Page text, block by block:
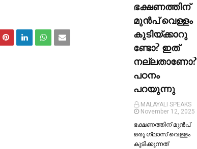
ഭക്ഷണത്തിന്
മുന്‍പ് വെള്ളം
കുടിയ്ക്കാറു
ണ്ടോ? ഇത്
നല്ലതാണോ?
പഠനം
പറയുന്നു
MALAYALI SPEAKS
November 12, 2025
ഭക്ഷണത്തിന് മുന്‍പ്
ഒരു ഗ്ലാസ് വെള്ളം
കുടിക്കുന്നത്